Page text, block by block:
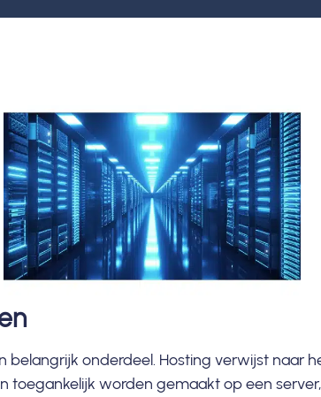
belangrijk onderdeel. Hosting verwijst naar
toegankelijk worden gemaakt op een